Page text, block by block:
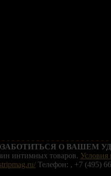
О ВАШЕМ
интимных товаров. Условия
Телефон: , +7 (495)